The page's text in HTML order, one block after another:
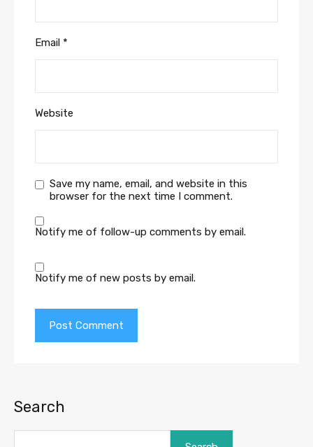
Email *
Website
Save my name, email, and website in this
browser for the next time I comment.
Notify me of follow-up comments by email.
Notify me of new posts by email.
Search